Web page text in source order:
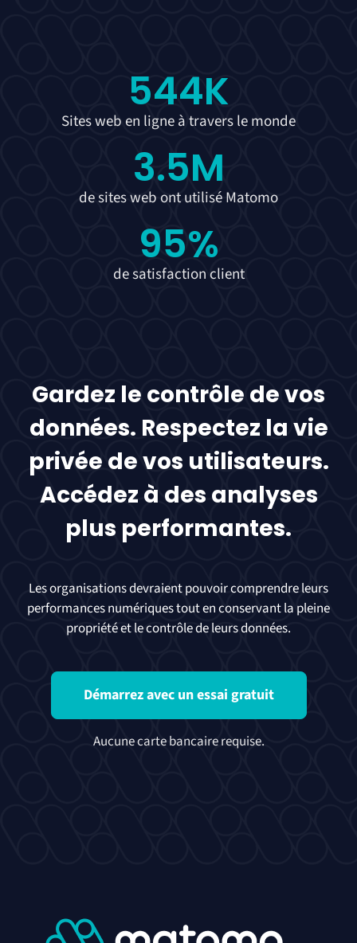
Sites web en ligne à travers le monde
544K
de sites web ont utilisé Matomo
3.5M
de satisfaction client
95%
Gardez le contrôle de vos
données. Respectez la vie
privée de vos utilisateurs.
Accédez à des analyses
plus performantes.
Les organisations devraient pouvoir comprendre leurs
performances numériques tout en conservant la pleine
propriété et le contrôle de leurs données.
Démarrez avec un essai gratuit
Aucune carte bancaire requise.